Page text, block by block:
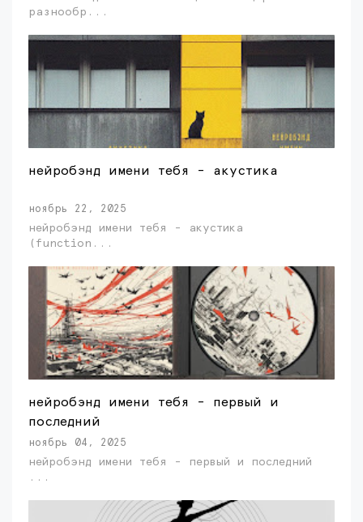
разнообр...
нейробэнд имени тебя - акустика
ноябрь 22, 2025
нейробэнд имени тебя - акустика
(function...
нейробэнд имени тебя - первый и
последний
ноябрь 04, 2025
нейробэнд имени тебя - первый и последний
...